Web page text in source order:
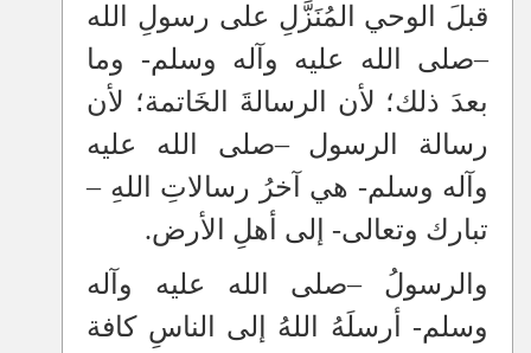
قبلَ الوحي المُنَزَّلِ على رسولِ الله
–صلى الله عليه وآله وسلم- وما
بعدَ ذلك؛ لأن الرسالةَ الخَاتمة؛ لأن
رسالة الرسول–صلى الله عليه
وآله وسلم- هي آخرُ رسالاتِ اللهِ–
تبارك وتعالى- إلى أهلِ الأرض.
والرسولُ–صلى الله عليه وآله
وسلم- أرسلَهُ اللهُ إلى الناسِ كافة